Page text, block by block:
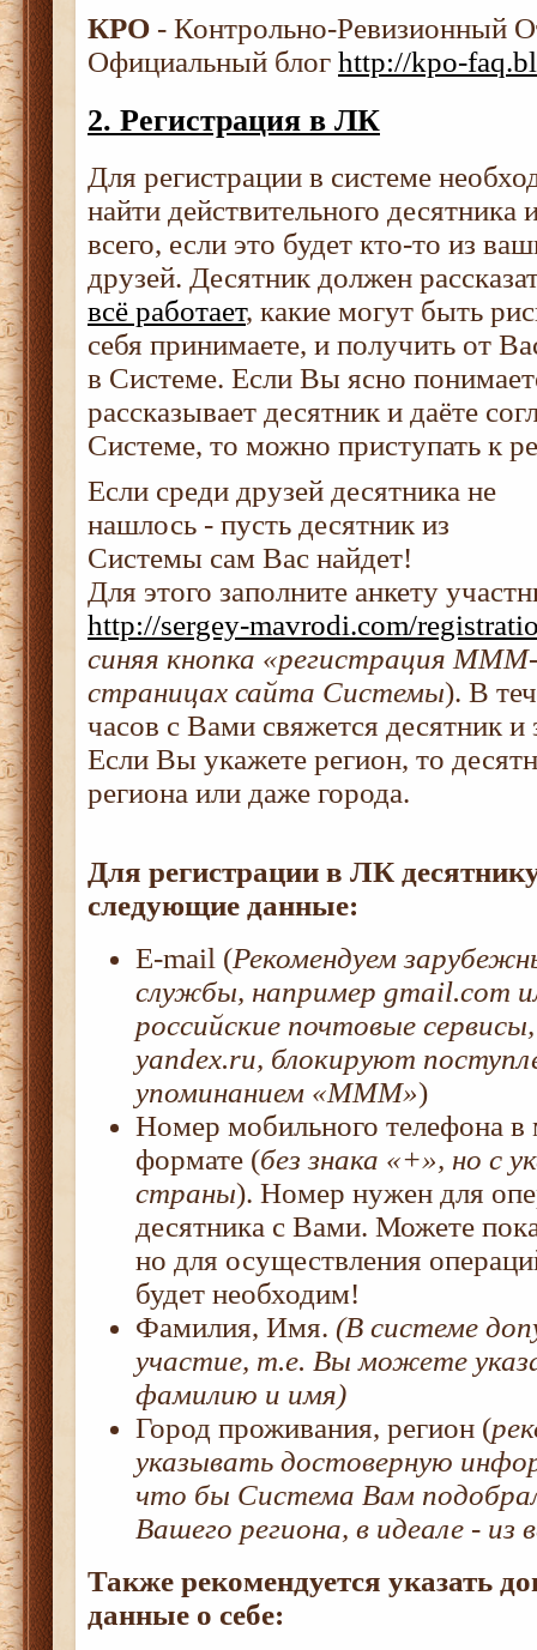
КРО - Контрольно-
Официальный блог http://kpo-
2. Регистрация в ЛК
Для регистрации в системе
найти действительного
всего, если это будет кто-то из
друзей. Десятник должен
всё работает, какие могут быть
себя принимаете, и получить от
в Системе. Если Вы ясно
рассказывает десятник и даёте
Системе, то можно приступать к
Если среди друзей десятника не
нашлось - пусть десятник из
Системы сам Вас найдет!
Для этого заполните анкету
http://sergey-mavrodi.com/
синяя кнопка «регистрация МММ-
страницах сайта Системы). В
часов с Вами свяжется десятник и
Если Вы укажете регион, то
региона или даже города.
Для регистрации в ЛК
следующие данные:
E-mail (Рекомендуем
службы, например gmail.com
российские почтовые
yandex.ru, блокируют
упоминанием «МММ»)
Номер мобильного телефона
формате (без знака «+», но с
страны). Номер нужен для
десятника с Вами. Можете
но для осуществления
будет необходим!
Фамилия, Имя. (В системе
участие, т.е. Вы можете
фамилию и имя)
Город проживания, регион (
указывать достоверную
что бы Система Вам
Вашего региона, в идеале - из
Также рекомендуется указать
данные о себе: